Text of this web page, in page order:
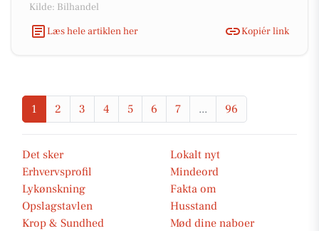
Kilde: Bilhandel
Læs hele artiklen her
Kopiér link
1 2 3 4 5 6 7 ... 96
Det sker
Lokalt nyt
Erhvervsprofil
Mindeord
Lykønskning
Fakta om
Opslagstavlen
Husstand
Krop & Sundhed
Mød dine naboer